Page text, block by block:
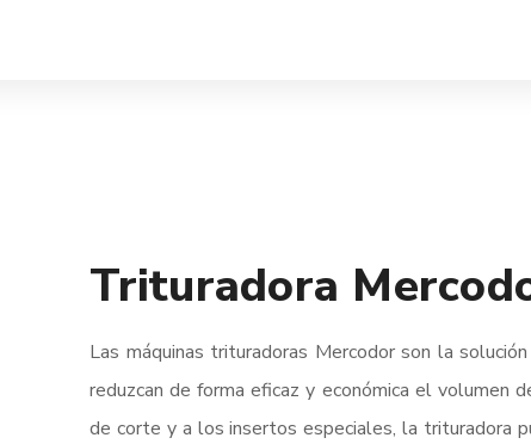
Trituradora
Las máquinas trituradoras Mercodor son la
reduzcan de forma eficaz y económica el volumen
de corte y a los insertos especiales, la trituradora